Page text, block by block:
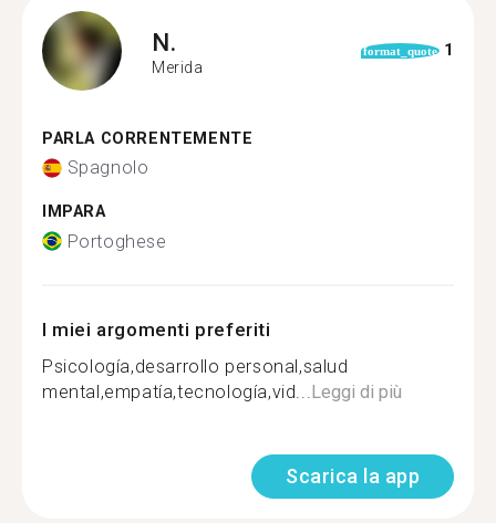
N.
Merida
format_quote 1
PARLA CORRENTEMENTE
Spagnolo
IMPARA
Portoghese
I miei argomenti preferiti
Psicología,desarrollo personal,salud
mental,empatía,tecnología,vid... Leggi di più
Scarica la app